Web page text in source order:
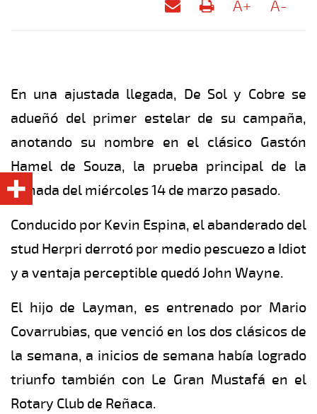
A+ A-
En una ajustada llegada, De Sol y Cobre se
adueñó del primer estelar de su campaña,
anotando su nombre en el clásico Gastón
Hamel de Souza, la prueba principal de la
jornada del miércoles 14 de marzo pasado.
Conducido por Kevin Espina, el abanderado del
stud Herpri derrotó por medio pescuezo a Idiot
y a ventaja perceptible quedó John Wayne.
El hijo de Layman, es entrenado por Mario
Covarrubias, que venció en los dos clásicos de
la semana, a inicios de semana había logrado
triunfo también con Le Gran Mustafá en el
Rotary Club de Reñaca.